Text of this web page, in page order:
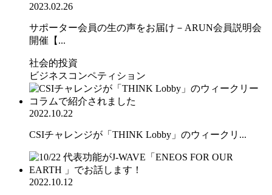
2023.02.26
サポーター会員の生の声をお届け－ARUN会員説明会
開催【...
社会的投資
ビジネスコンペティション
2022.10.22
CSIチャレンジが「THINK Lobby」のウィークリ...
2022.10.12